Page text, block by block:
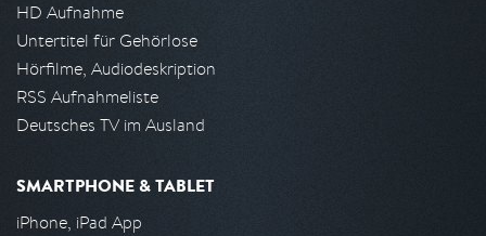
HD Aufnahme
Untertitel für Gehörlose
Hörfilme, Audiodeskription
RSS Aufnahmeliste
Deutsches TV im Ausland
SMARTPHONE & TABLET
iPhone, iPad App